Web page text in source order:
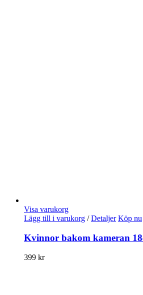
Visa varukorg
Lägg till i varukorg / Detaljer Köp nu
Kvinnor bakom kameran
399 kr